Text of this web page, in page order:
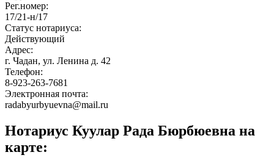
Рег.номер:
17/21-н/17
Статус нотариуса:
Действующий
Адрес:
г. Чадан, ул. Ленина д. 42
Телефон:
8-923-263-7681
Электронная почта:
radabyurbyuevna@mail.ru
Нотариус Куулар Рада Бюрбюевна на
карте: